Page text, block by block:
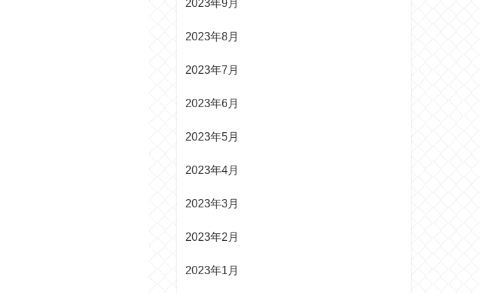
2023年9月
2023年8月
2023年7月
2023年6月
2023年5月
2023年4月
2023年3月
2023年2月
2023年1月